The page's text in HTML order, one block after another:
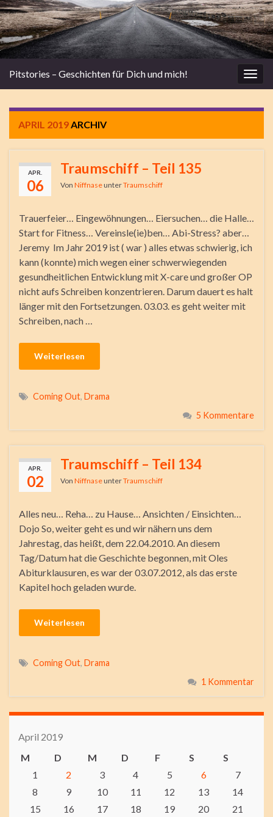
Pitstories – Geschichten für Dich und mich!
APRIL 2019 ARCHIV
APR.
06
Traumschiff – Teil 135
Von NiffnaseunterTraumschiff
Trauerfeier… Eingewöhnungen… Eiersuchen… die Halle…
Start for Fitness… Vereinsle(ie)ben… Abi-Stress? aber…
Jeremy Im Jahr 2019 ist ( war ) alles etwas schwierig, ich
kann (konnte) mich wegen einer schwerwiegenden
gesundheitlichen Entwicklung mit X-care und großer OP
nicht aufs Schreiben konzentrieren. Darum dauert es halt
länger mit den Fortsetzungen. 03.03. es geht weiter mit
Schreiben, nach …
Weiterlesen
Coming Out, Drama
5 Kommentare
APR.
02
Traumschiff – Teil 134
Von NiffnaseunterTraumschiff
Alles neu… Reha… zu Hause… Ansichten / Einsichten…
Dojo So, weiter geht es und wir nähern uns dem
Jahrestag, das heißt, dem 22.04.2010. An diesem
Tag/Datum hat die Geschichte begonnen, mit Oles
Abiturklausuren, es war der 03.07.2012, als das erste
Kapitel hoch geladen wurde.
Weiterlesen
Coming Out, Drama
1 Kommentar
April 2019
M
D M D F S
S
1
2 3 4 5 6
7
8
9 10 11 12 13
14
15
16 17 18 19 20
21